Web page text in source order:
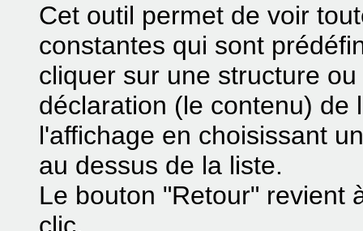
Cet outil permet de voir
constantes qui sont
cliquer sur une structure
déclaration (le contenu) de
l'affichage en choisissant
au dessus de la liste.
Le bouton "Retour" revient